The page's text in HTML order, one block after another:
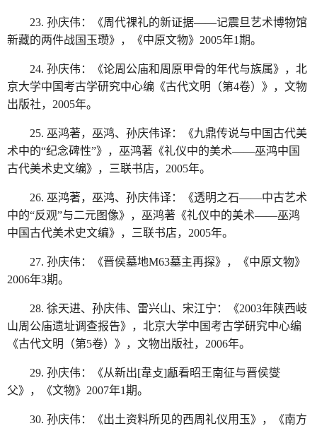
23. 孙庆伟：《周代祼礼的新证据——记震旦艺术博物馆
新藏的两件战国玉瓒》，《中原文物》2005年1期。
24. 孙庆伟：《论周公庙和周原甲骨的年代与族属》，北
京大学中国考古学研究中心编《古代文明（第4卷）》，文物
出版社，2005年。
25. 巫鸿著，巫鸿、孙庆伟译：《九鼎传说与中国古代美
术中的“纪念碑性”》，巫鸿著《礼仪中的美术——巫鸿中国
古代美术史文编》，三联书店，2005年。
26. 巫鸿著，巫鸿、孙庆伟译：《透明之石——中古艺术
中的“反观”与二元图像》，巫鸿著《礼仪中的美术——巫鸿
中国古代美术史文编》，三联书店，2005年。
27. 孙庆伟：《晋侯墓地M63墓主再探》，《中原文物》
2006年3期。
28. 徐天进、孙庆伟、雷兴山、宋江宁：《2003年陕西岐
山周公庙遗址调查报告》，北京大学中国考古学研究中心编
《古代文明（第5卷）》，文物出版社，2006年。
29. 孙庆伟：《从新出[韋攴]甗看昭王南征与晋侯燮
父》，《文物》2007年1期。
30. 孙庆伟：《出土资料所见的西周礼仪用玉》，《南方